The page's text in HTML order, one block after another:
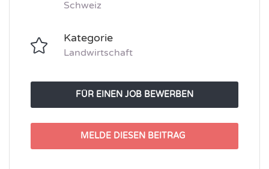
Schweiz
Kategorie
Landwirtschaft
FÜR EINEN JOB BEWERBEN
MELDE DIESEN BEITRAG